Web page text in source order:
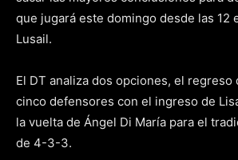
que jugará este domingo desde las 12
Lusail.
El DT analiza dos opciones, el regreso
cinco defensores con el ingreso de
la vuelta de Ángel Di María para el
de 4-3-3.